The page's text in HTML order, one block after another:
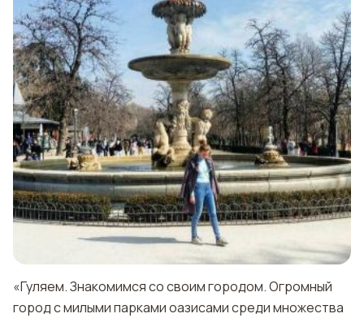
«Гуляем. Знакомимся со своим городом. Огромный
город с милыми парками оазисами среди множества